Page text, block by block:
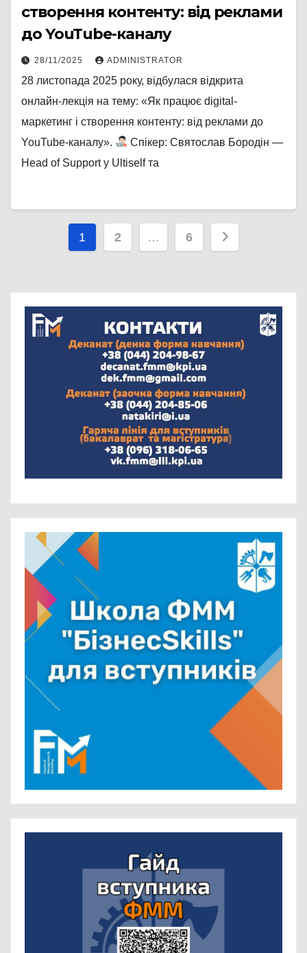
створення контенту: від реклами
до YouTube-каналу
28/11/2025 ADMINISTRATOR
28 листопада 2025 року, відбулася відкрита
онлайн-лекція на тему: «Як працює digital-
маркетинг і створення контенту: від реклами до
YouTube-каналу».
Спікер: Святослав Бородін —
Head of Support у Ultiself та
Навігація
1 2 … 6